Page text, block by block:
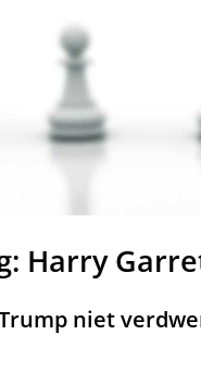
Harry
niet